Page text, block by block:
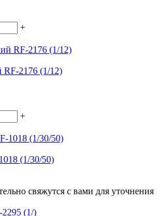
+
RF-2176 (1/12)
+
(1/30/50)
свяжутся с вами для уточнения